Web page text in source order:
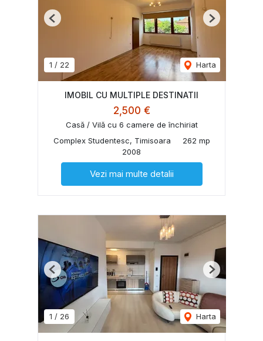
1 / 22 Harta
Previous Next
IMOBIL CU MULTIPLE DESTINATII
2,500 €
Casă / Vilă cu 6 camere de închiriat
Complex Studentesc, Timisoara
262 mp
2008
Vezi mai multe detalii
1 / 26 Harta
Previous Next